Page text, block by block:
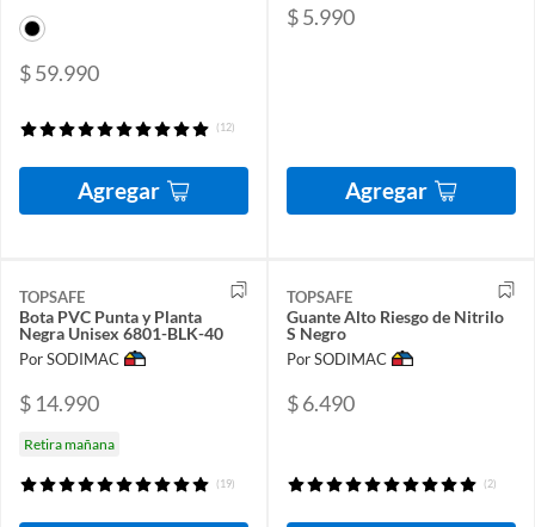
$ 59.990
(12)
Agregar
$ 5.990
Agregar
TOPSAFE
Bota PVC Punta y Planta
Negra Unisex 6801-BLK-40
Por SODIMAC
$ 14.990
Retira mañana
(19)
TOPSAFE
Guante Alto Riesgo de Nitrilo
S Negro
Por SODIMAC
$ 6.490
(2)